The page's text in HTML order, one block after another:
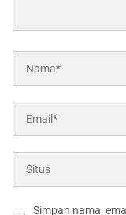
Simpan nama,